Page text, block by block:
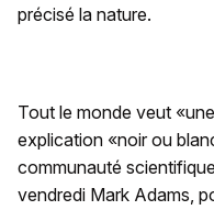
précisé la nature.
Tout le monde veut
explication «noir ou
communauté
vendredi Mark Adams,